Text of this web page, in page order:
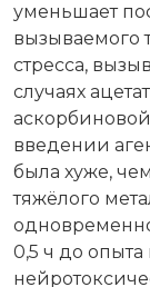
уменьшает
вызываемого
стресса,
случаях
введении
была хуже,
тяжёлого
0,5 ч до опыта